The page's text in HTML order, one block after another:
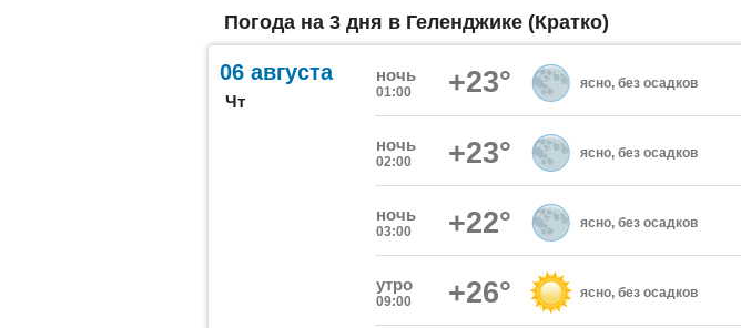
Погода на 3 дня в Геленджике (Кратко)
06 августа
Чт
ночь
01:00 +23° ясно, без осадков
ночь
02:00 +23° ясно, без осадков
ночь
03:00 +22° ясно, без осадков
утро
09:00 +26° ясно, без осадков